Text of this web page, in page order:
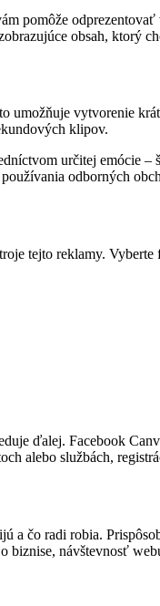
pomôže
obsah, ktorý
vytvorenie
klipov.
určitej emócie
odborných
tejto reklamy.
ďalej. Facebook
alebo službách,
a čo radi robia.
biznise, návštevnosť